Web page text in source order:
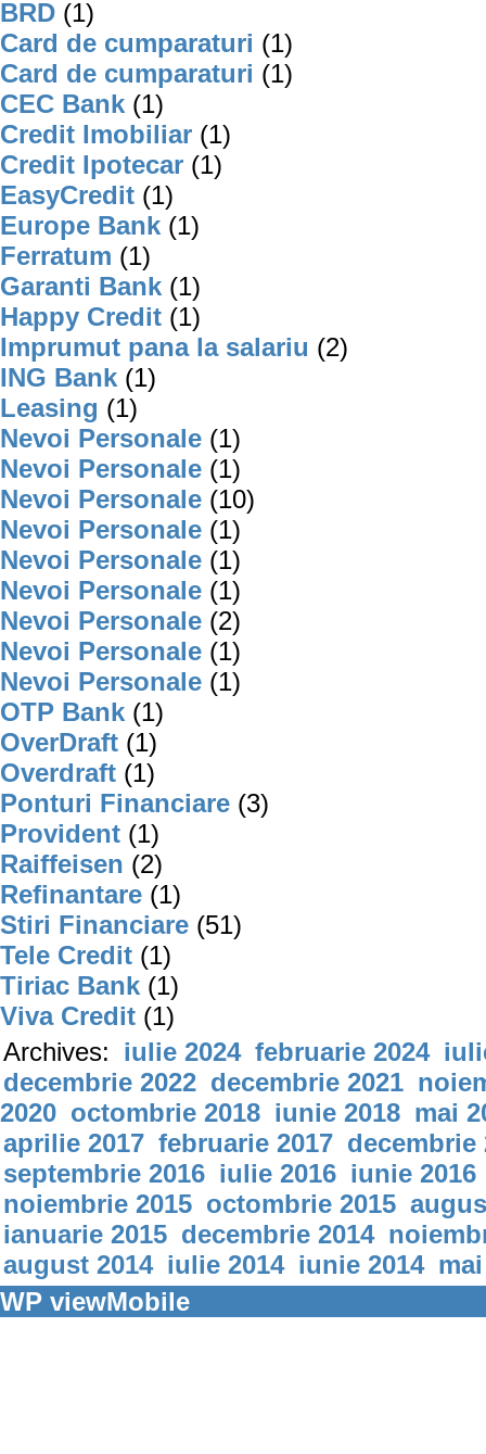
BRD (1)
Card de cumparaturi (1)
Card de cumparaturi (1)
CEC Bank (1)
Credit Imobiliar (1)
Credit Ipotecar (1)
EasyCredit (1)
Europe Bank (1)
Ferratum (1)
Garanti Bank (1)
Happy Credit (1)
Imprumut pana la salariu (2)
ING Bank (1)
Leasing (1)
Nevoi Personale (1)
Nevoi Personale (1)
Nevoi Personale (10)
Nevoi Personale (1)
Nevoi Personale (1)
Nevoi Personale (1)
Nevoi Personale (2)
Nevoi Personale (1)
Nevoi Personale (1)
OTP Bank (1)
OverDraft (1)
Overdraft (1)
Ponturi Financiare (3)
Provident (1)
Raiffeisen (2)
Refinantare (1)
Stiri Financiare (51)
Tele Credit (1)
Tiriac Bank (1)
Viva Credit (1)
Archives: iulie 2024 februarie 2024
decembrie 2022 decembrie 2021
2020 octombrie 2018 iunie 2018 mai
aprilie 2017 februarie 2017 decembrie
septembrie 2016 iulie 2016 iunie 2016
noiembrie 2015 octombrie 2015
ianuarie 2015 decembrie 2014
august 2014 iulie 2014 iunie 2014
WP viewMobile